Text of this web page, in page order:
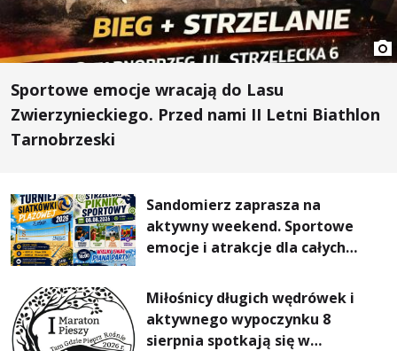
Sportowe emocje wracają do Lasu
Zwierzynieckiego. Przed nami II Letni Biathlon
Tarnobrzeski
Sandomierz zaprasza na
aktywny weekend. Sportowe
emocje i atrakcje dla całych
Miłośnicy długich wędrówek i
aktywnego wypoczynku 8
sierpnia spotkają się w